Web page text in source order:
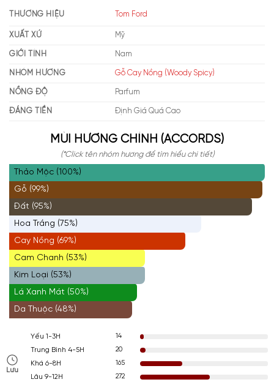
THƯƠNG HIỆU Tom Ford
XUẤT XỨ Mỹ
GIỚI TÍNH Nam
NHÓM HƯƠNG Gỗ Cay Nồng (Woody Spicy)
NỒNG ĐỘ Parfum
ĐÁNG TIỀN Định Giá Quá Cao
MÙI HƯƠNG CHÍNH (ACCORDS)
(*Click tên nhóm hương để tìm hiểu chi tiết)
Thảo Mộc (100%)
Gỗ (99%)
Đất (95%)
Hoa Trắng (75%)
Cay Nồng (69%)
Cam Chanh (53%)
Kim Loại (53%)
Lá Xanh Mát (50%)
Da Thuộc (48%)
Lưu
Yếu 1-3H
14
Trung Bình 4-5H
20
Khá 6-8H
165
Lâu 9-12H
272